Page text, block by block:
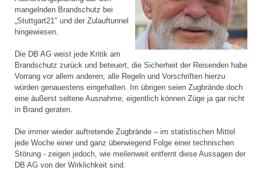
mangelnden Brandschutz bei
„Stuttgart21" und der Zulauftunnel
hingewiesen.
Die DB AG weist jede Kritik am
Brandschutz zurück und beteuert, die Sicherheit der Reisenden habe
Vorrang vor allem anderen; alle Regeln und Vorschriften hierzu
würden genauestens eingehalten. Im übrigen seien Zugbrände doch
eine äußerst seltene Ausnahme; eigentlich können Züge ja gar nicht
in Brand geraten.
Die immer wieder auftretende Zugbrände – im statistischen Mittel
jede Woche einer und ganz überwiegend Folge einer technischen
Störung - zeigen jedoch, wie meilenweit entfernt diese Aussagen der
DB AG von der Wirklichkeit sind.